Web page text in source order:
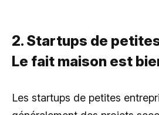
2. Startups de
Le fait maison est
Les startups de petites